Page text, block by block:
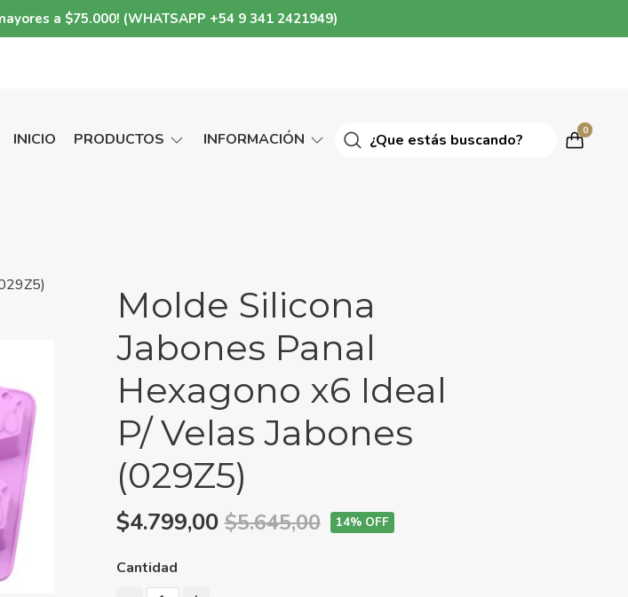
a $75.000! (WHATSAPP +54 9 341 2421949)
INICIO PRODUCTOS INFORMACIÓN 0
Molde Silicona
Jabones Panal
Hexagono x6 Ideal
P/ Velas Jabones
(029Z5)
$4.799,00$5.645,00 14% OFF
Cantidad